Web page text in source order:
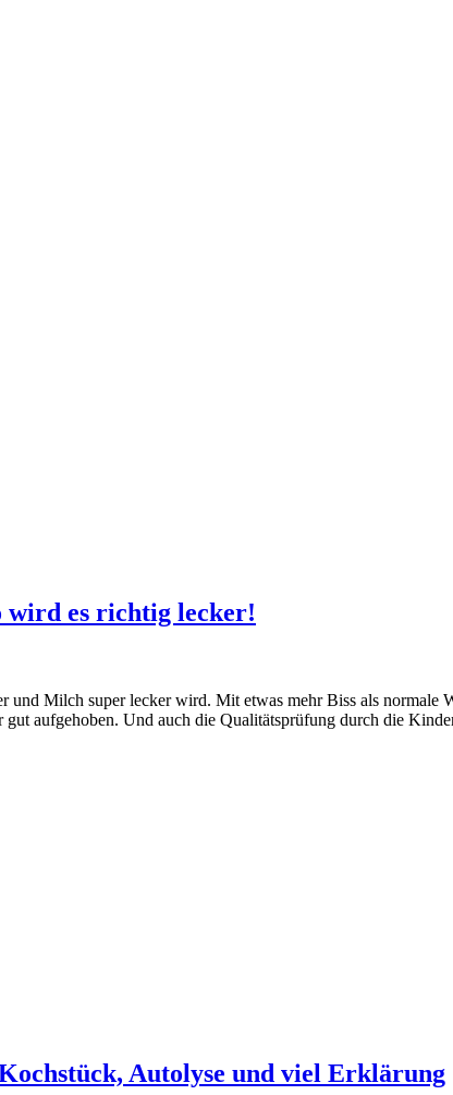
wird es richtig lecker!
und Milch super lecker wird. Mit etwas mehr Biss als
gut aufgehoben. Und auch die Qualitätsprüfung durch die
Autolyse und viel Erklärung